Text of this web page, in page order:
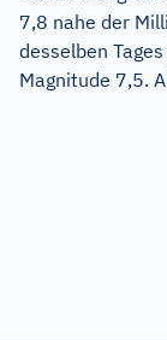
7,8 nahe der
desselben
Magnitude 7,5.